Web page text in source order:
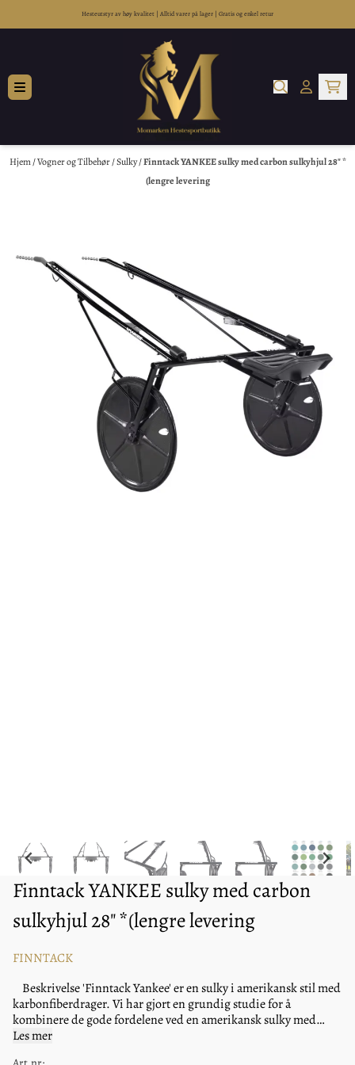
Hopp til innholdHesteutstyr av høy kvalitet | Alltid varer på lager | Gratis og enkel retur
Hjem/Vogner og Tilbehør/Sulky/Finntack YANKEE sulky med carbon sulkyhjul 28" *
(lengre levering
Finntack YANKEE sulky med carbon
sulkyhjul 28" *(lengre levering
FINNTACK
karbonfiberdrager. Vi har gjort en grundig studie for å
kombinere de gode fordelene ved en amerikansk sulky med
karbonfiberdrager. Utviklingen er gjort i samarbeid med Timo
Les mer